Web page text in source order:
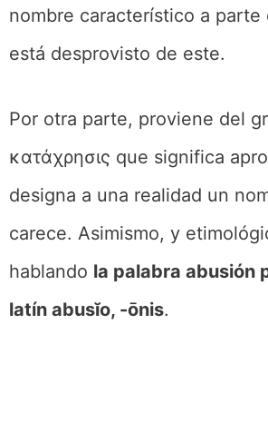
nombre característico a parte
está desprovisto de este.
Por otra parte, proviene del
κατάχρησις que significa
designa a una realidad un
carece. Asimismo, y
hablando la palabra abusión
latín abusĭo, -ōnis.